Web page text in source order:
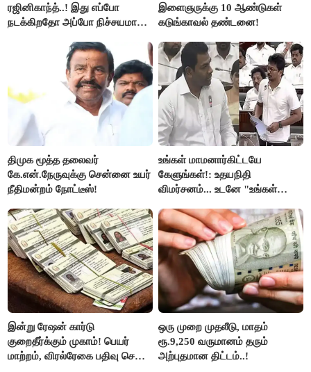
ரஜினிகாந்த்..! இது எப்போ
நடக்கிறதோ அப்போ நிச்சயமாக
ரஜினிகாந்த்..!
இளைஞருக்கு 10 ஆண்டுகள்
கடுங்காவல் தண்டனை!
திமுக மூத்த தலைவர்
கே.என்.நேருவுக்கு சென்னை உயர்
நீதிமன்றம் நோட்டீஸ்!
உங்கள் மாமனார்கிட்டயே
கேளுங்கள்!: உதயநிதி
விமர்சனம்... உடனே "உங்கள்
ஆதவ் அர்ஜுனா பதிலடி!
இன்று ரேஷன் கார்டு
குறைதீர்க்கும் முகாம்! பெயர்
மாற்றம், விரல்ரேகை பதிவு செய்ய
ஒரு முறை முதலீடு, மாதம்
ரூ.9,250 வருமானம் தரும்
அற்புதமான திட்டம்..!